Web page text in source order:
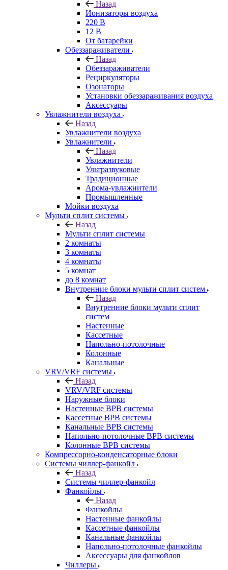
Назад
Ионизаторы воздуха
220 В
12 В
От батарейки
Обеззараживатели
Назад
Обеззараживатели
Рециркуляторы
Озонаторы
Установки обеззараживания воздуха
Аксессуары
Увлажнители воздуха
Назад
Увлажнители воздуха
Увлажнители
Назад
Увлажнители
Ультразвуковые
Традиционные
Арома-увлажнители
Промышленные
Мойки воздуха
Мульти сплит системы
Назад
Мульти сплит системы
2 комнаты
3 комнаты
4 комнаты
5 комнат
до 8 комнат
Внутренние блоки мульти сплит систем
Назад
Внутренние блоки мульти сплит
систем
Настенные
Кассетные
Напольно-потолочные
Колонные
Канальные
VRV/VRF системы
Назад
VRV/VRF системы
Наружные блоки
Настенные ВРВ системы
Кассетные ВРВ системы
Канальные ВРВ системы
Напольно-потолочные ВРВ системы
Колонные ВРВ системы
Компрессорно-конденсаторные блоки
Системы чиллер-фанкойл
Назад
Системы чиллер-фанкойл
Фанкойлы
Назад
Фанкойлы
Настенные фанкойлы
Кассетные фанкойлы
Канальные фанкойлы
Напольно-потолочные фанкойлы
Аксессуары для фанкойлов
Чиллеры